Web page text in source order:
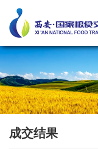
成交结果